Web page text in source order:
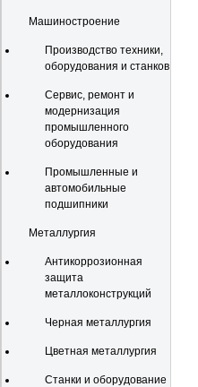
Машиностроение
Производство техники,
оборудования и станков
Сервис, ремонт и
модернизация
промышленного
оборудования
Промышленные и
автомобильные
подшипники
Металлургия
Антикоррозионная
защита
металлоконструкций
Черная металлургия
Цветная металлургия
Станки и оборудование